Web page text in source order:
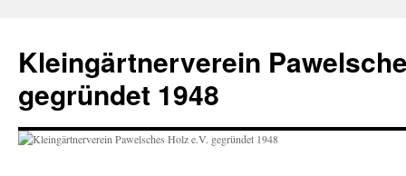
springen
Kleingärtnerverein
gegründet 1948